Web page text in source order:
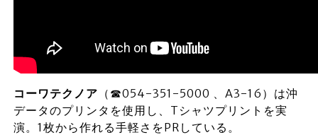
コーワテクノア （☎054-351-5000 、A3-16）は沖
データのプリンタを使用し、Tシャツプリントを実
演。1枚から作れる手軽さをPRしている。